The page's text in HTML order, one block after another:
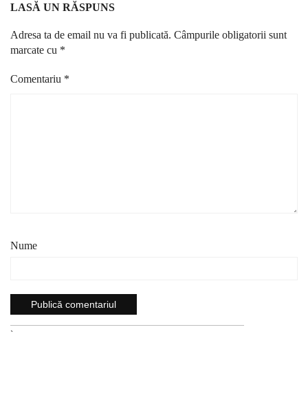
LASĂ UN RĂSPUNS
Adresa ta de email nu va fi publicată. Câmpurile obligatorii sunt
marcate cu *
Comentariu *
Nume
`